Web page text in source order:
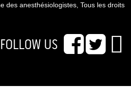
des anesthésiologistes, Tous les droits
FOLLOW US